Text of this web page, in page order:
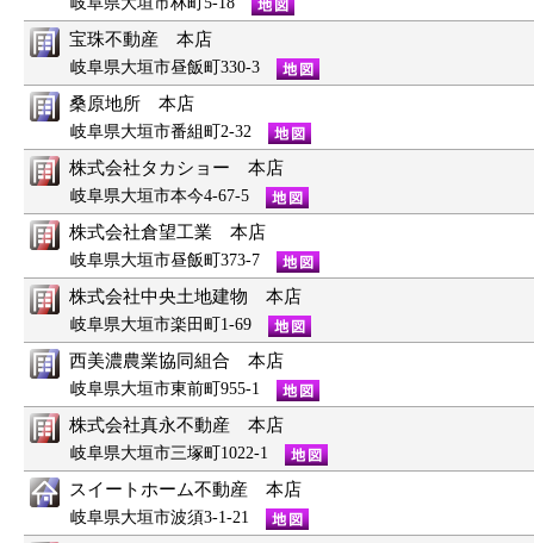
宝珠不動産 本店
岐阜県大垣市昼飯町330-3
桑原地所 本店
岐阜県大垣市番組町2-32
株式会社タカショー 本店
岐阜県大垣市本今4-67-5
株式会社倉望工業 本店
岐阜県大垣市昼飯町373-7
株式会社中央土地建物 本店
岐阜県大垣市楽田町1-69
西美濃農業協同組合 本店
岐阜県大垣市東前町955-1
株式会社真永不動産 本店
岐阜県大垣市三塚町1022-1
スイートホーム不動産 本店
岐阜県大垣市波須3-1-21